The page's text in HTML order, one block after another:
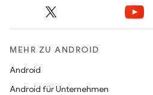
MEHR ZU ANDROID
Android
Android für Unternehmen